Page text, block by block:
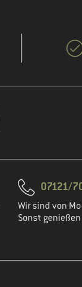
07121/
Wir sind von
Sonst